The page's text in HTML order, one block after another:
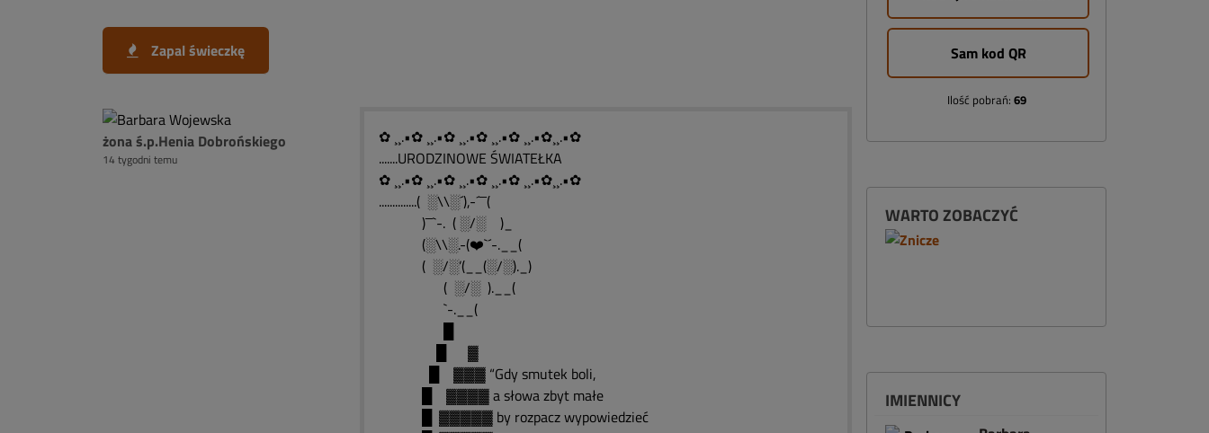
Zapal świeczkę
żona ś.p.Henia Dobrońskiego
14 tygodni temu
✿ ¸¸.•✿ ¸¸.•✿ ¸¸.•✿ ¸¸.•✿ ¸¸.•✿¸¸.•✿
.......URODZINOWE ŚWIATEŁKA
✿ ¸¸.•✿ ¸¸.•✿ ¸¸.•✿ ¸¸.•✿ ¸¸.•✿¸¸.•✿
..............( ░\\░´),-´¯¯(
)¯¯`-. ( ░/░ )_
(░\\░.-(❤️`´-.__(
( ░/░’(__(░/░)._)
( ░/░ ).__(
`-.__(
█ ▓
█ ▓▓▓ “Gdy smutek boli,
█ ▓▓▓▓ a słowa zbyt małe
█ ▓▓▓▓▓ by rozpacz wypowiedzieć
Sam kod QR
Ilość pobrań: 69
WARTO ZOBACZYĆ
IMIENNICY